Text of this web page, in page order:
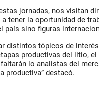
jornadas, nos visitan
tener la oportunidad de
país sino figuras
distintos tópicos de
productivas del litio,
lo analistas del
productiva” destacó.